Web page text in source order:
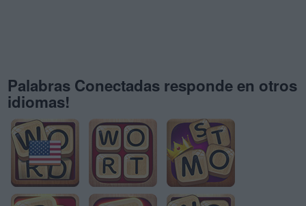
Palabras Conectadas responde en otros
idiomas!